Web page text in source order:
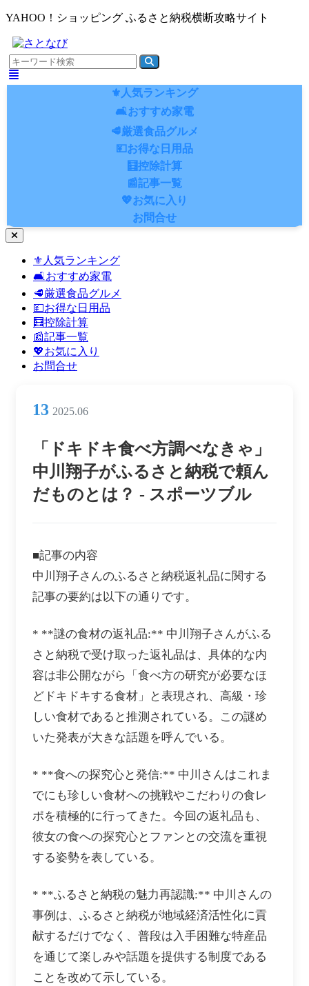
YAHOO！ショッピング ふるさと納税横断攻略サイト
⚜️人気ランキング
🛋️おすすめ家電
🥩厳選食品グルメ
💴お得な日用品
🧮控除計算
📰記事一覧
💖お気に入り
お問合せ
ナ
⚜️人気ランキング
🛋️おすすめ家電
🥩厳選食品グルメ
💴お得な日用品
🧮控除計算
📰記事一覧
💖お気に入り
お問合せ
13 2025.06
「ドキドキ食べ方調べなきゃ」
中川翔子がふるさと納税で頼ん
だものとは？ - スポーツブル
■記事の内容
中川翔子さんのふるさと納税返礼品に関する
記事の要約は以下の通りです。
* **謎の食材の返礼品:** 中川翔子さんがふる
さと納税で受け取った返礼品は、具体的な内
容は非公開ながら「食べ方の研究が必要なほ
どドキドキする食材」と表現され、高級・珍
しい食材であると推測されている。この謎め
いた発表が大きな話題を呼んでいる。
* **食への探究心と発信:** 中川さんはこれま
でにも珍しい食材への挑戦やこだわりの食レ
ポを積極的に行ってきた。今回の返礼品も、
彼女の食への探究心とファンとの交流を重視
する姿勢を表している。
* **ふるさと納税の魅力再認識:** 中川さんの
事例は、ふるさと納税が地域経済活性化に貢
献するだけでなく、普段は入手困難な特産品
を通じて楽しみや話題を提供する制度である
ことを改めて示している。